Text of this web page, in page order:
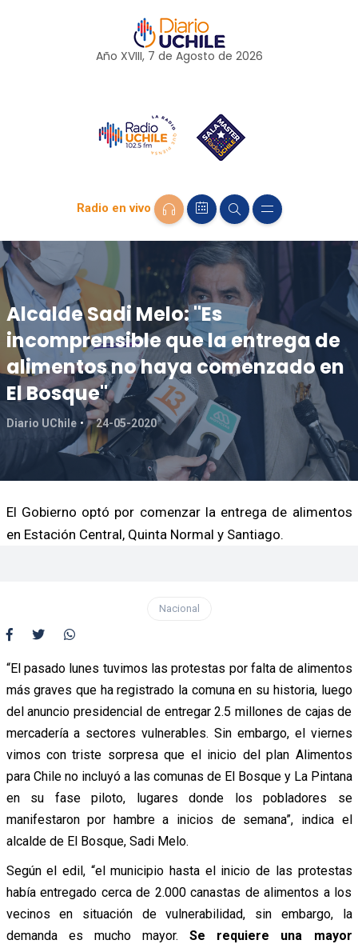
Año XVIII, 7 de Agosto de 2026
Radio en vivo
Alcalde Sadi Melo: "Es
incomprensible que la entrega de
alimentos no haya comenzado en
El Bosque"
Diario UChile 24-05-2020
El Gobierno optó por comenzar la entrega de alimentos
en Estación Central, Quinta Normal y Santiago.
Nacional
“El pasado lunes tuvimos las protestas por falta de alimentos
más graves que ha registrado la comuna en su historia, luego
del anuncio presidencial de entregar 2.5 millones de cajas de
mercadería a sectores vulnerables. Sin embargo, el viernes
vimos con triste sorpresa que el inicio del plan Alimentos
para Chile no incluyó a las comunas de El Bosque y La Pintana
en su fase piloto, lugares donde los pobladores se
manifestaron por hambre a inicios de semana”, indica el
alcalde de El Bosque, Sadi Melo.
Según el edil, “el municipio hasta el inicio de las protestas
había entregado cerca de 2.000 canastas de alimentos a los
vecinos en situación de vulnerabilidad, sin embargo, la
demanda es mucho mayor.Se requiere una mayor